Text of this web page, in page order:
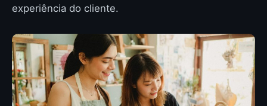
experiência do cliente.